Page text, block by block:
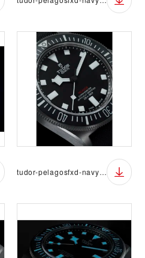
tudor-pelagosfxd-navy-04